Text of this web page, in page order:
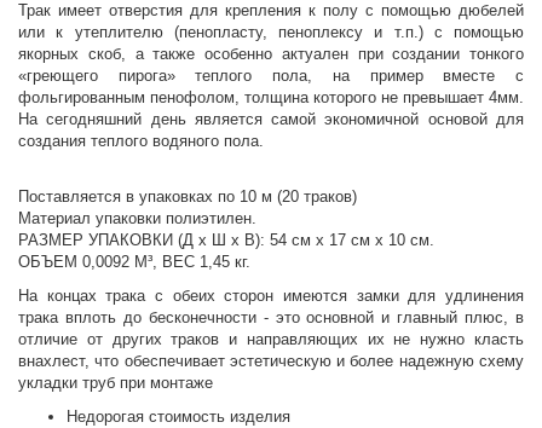
Трак имеет отверстия для крепления к полу с помощью дюбелей
или к утеплителю (пенопласту, пеноплексу и т.п.) с помощью
якорных скоб, а также особенно актуален при создании тонкого
«греющего пирога» теплого пола, на пример вместе с
фольгированным пенофолом, толщина которого не превышает 4мм.
На сегодняшний день является самой экономичной основой для
создания теплого водяного пола.
Поставляется в упаковках по 10 м (20 траков)
Материал упаковки полиэтилен.
РАЗМЕР УПАКОВКИ (Д х Ш х В): 54 см х 17 см х 10 см.
ОБЪЕМ 0,0092 М³, ВЕС 1,45 кг.
На концах трака с обеих сторон имеются замки для удлинения
трака вплоть до бесконечности - это основной и главный плюс, в
отличие от других траков и направляющих их не нужно класть
внахлест, что обеспечивает эстетическую и более надежную схему
укладки труб при монтаже
Недорогая стоимость изделия